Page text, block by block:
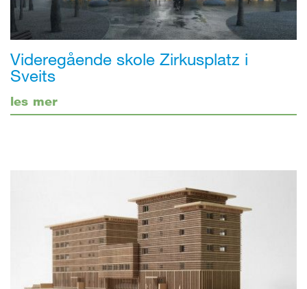
Videregående skole Zirkusplatz i
Sveits
les mer